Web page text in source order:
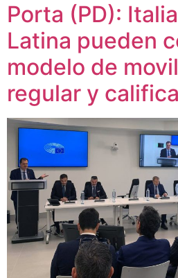
Porta (PD):
Latina pueden
modelo de
regular y